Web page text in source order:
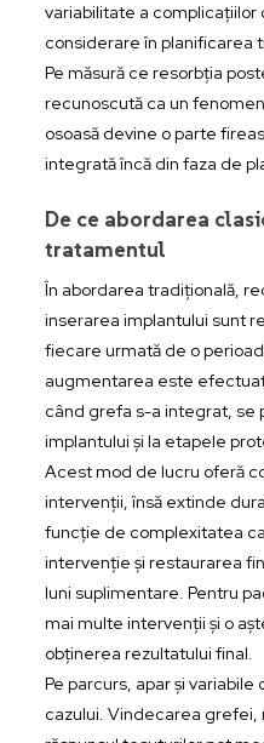
variabilitate a complicațiilor
considerare în planificarea
Pe măsură ce resorbția
recunoscută ca un
osoasă devine o parte
integrată încă din faza de
De ce abordarea
tratamentul
În abordarea tradițională,
inserarea implantului sunt
fiecare urmată de o
augmentarea este
când grefa s-a integrat, se
implantului și la etapele
Acest mod de lucru oferă
intervenții, însă extinde
funcție de complexitatea
intervenție și restaurarea
luni suplimentare. Pentru
mai multe intervenții și o
obținerea rezultatului final.
Pe parcurs, apar și
cazului. Vindecarea grefei,